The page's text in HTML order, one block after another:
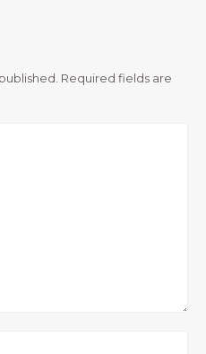
Required fields are